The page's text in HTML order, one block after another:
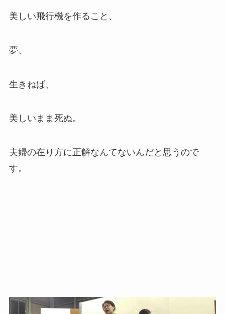
美しい飛行機を作ること、
夢、
生きねば、
美しいまま死ぬ。
夫婦の在り方に正解なんてないんだと思うので
す。